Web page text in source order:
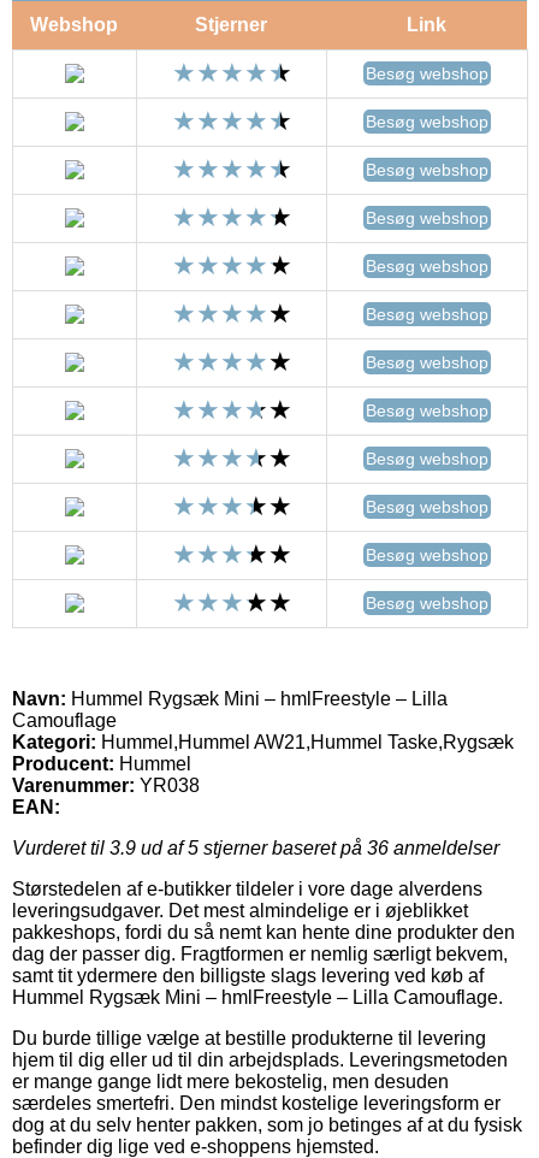
Webshop Stjerner Link
Besøg webshop
Besøg webshop
Besøg webshop
Besøg webshop
Besøg webshop
Besøg webshop
Besøg webshop
Besøg webshop
Besøg webshop
Besøg webshop
Besøg webshop
Besøg webshop
Navn: Hummel Rygsæk Mini – hmlFreestyle – Lilla
Camouflage
Kategori: Hummel,Hummel AW21,Hummel Taske,Rygsæk
Producent: Hummel
Varenummer: YR038
EAN:
Vurderet til 3.9 ud af 5 stjerner baseret på 36 anmeldelser
Størstedelen af e-butikker tildeler i vore dage alverdens
leveringsudgaver. Det mest almindelige er i øjeblikket
pakkeshops, fordi du så nemt kan hente dine produkter den
dag der passer dig. Fragtformen er nemlig særligt bekvem,
samt tit ydermere den billigste slags levering ved køb af
Hummel Rygsæk Mini – hmlFreestyle – Lilla Camouflage.
Du burde tillige vælge at bestille produkterne til levering
hjem til dig eller ud til din arbejdsplads. Leveringsmetoden
er mange gange lidt mere bekostelig, men desuden
særdeles smertefri. Den mindst kostelige leveringsform er
dog at du selv henter pakken, som jo betinges af at du fysisk
befinder dig lige ved e-shoppens hjemsted.